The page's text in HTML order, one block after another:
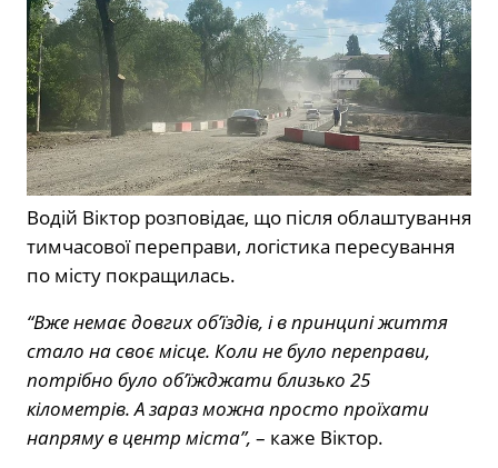
Водій Віктор розповідає, що після облаштування
тимчасової переправи, логістика пересування
по місту покращилась.
“Вже немає довгих об’їздів, і в принципі життя
стало на своє місце. Коли не було переправи,
потрібно було об’їжджати близько 25
кілометрів. А зараз можна просто проїхати
напряму в центр міста”, – каже Віктор.